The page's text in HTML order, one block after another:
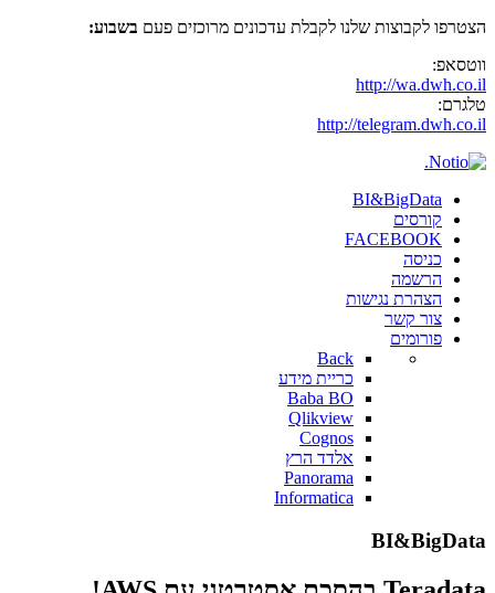
הצטרפו לקבוצות שלנו לקבלת עדכונים מרוכזים פעם בשבוע:
ווטסאפ:
http://wa.dwh.co.il
טלגרם:
http://telegram.dwh.co.il
BI&BigData
קורסים
FACEBOOK
כניסה
הרשמה
הצהרת נגישות
צור קשר
פורומים
Back
כריית מידע
Baba BO
Qlikview
Cognos
אלדד הרץ
Panorama
Informatica
BI&BigData